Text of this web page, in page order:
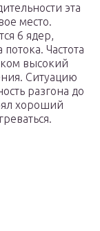
эта
место.
6 ядер,
Частота
высокий
Ситуацию
разгона до
хороший